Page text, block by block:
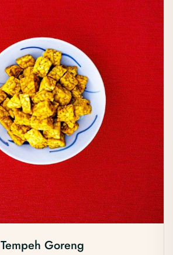
Tempeh Goreng